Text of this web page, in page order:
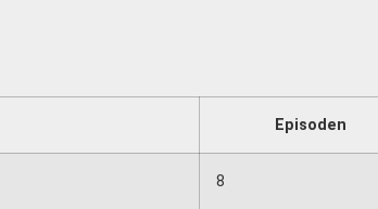
Episoden
8